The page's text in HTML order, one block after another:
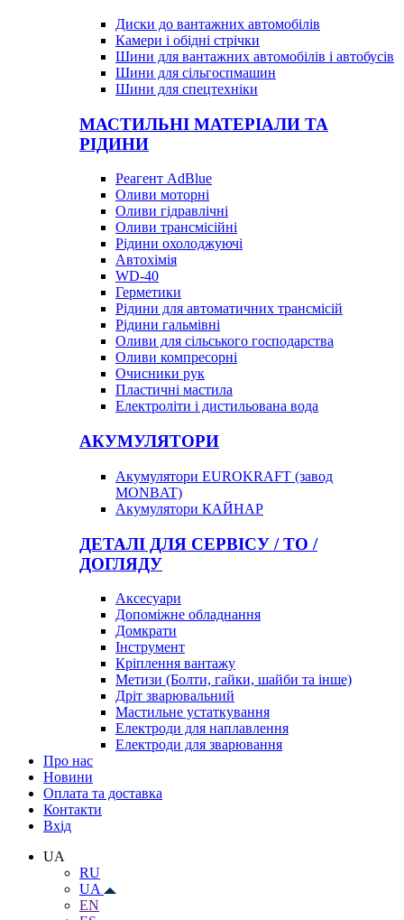
Диски до вантажних автомобілів
Камери і обідні стрічки
Шини для вантажних автомобілів і автобусів
Шини для сільгоспмашин
Шини для спецтехніки
МАСТИЛЬНІ МАТЕРІАЛИ ТА
РІДИНИ
Реагент AdBlue
Оливи моторні
Оливи гідравлічні
Оливи трансмісійні
Рідини охолоджуючі
Автохімія
WD-40
Герметики
Рідини для автоматичних трансмісій
Рідини гальмівні
Оливи для сільського господарства
Оливи компресорні
Очисники рук
Пластичні мастила
Електроліти і дистильована вода
АКУМУЛЯТОРИ
Акумулятори EUROKRAFT (завод
MONBAT)
Акумулятори КАЙНАР
ДЕТАЛІ ДЛЯ СЕРВІСУ / ТО /
ДОГЛЯДУ
Аксесуари
Допоміжне обладнання
Домкрати
Інструмент
Кріплення вантажу
Метизи (Болти, гайки, шайби та інше)
Дріт зварювальний
Мастильне устаткування
Електроди для наплавлення
Електроди для зварювання
Про нас
Новини
Оплата та доставка
Контакти
Вхiд
UA
RU
UA
EN